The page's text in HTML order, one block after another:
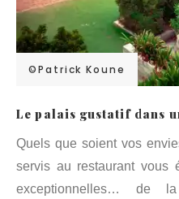
©Patrick Koune
Le palais gustatif dans
Quels que soient vos
servis au restaurant vous
exceptionnelles… de